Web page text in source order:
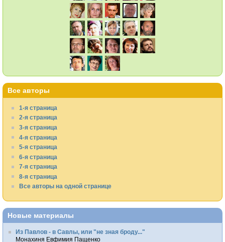
Все авторы
1-я страница
2-я страница
3-я страница
4-я страница
5-я страница
6-я страница
7-я страница
8-я страница
Все авторы на одной странице
Новые материалы
Из Павлов - в Савлы, или "не зная броду..."
Монахиня Евфимия Пащенко